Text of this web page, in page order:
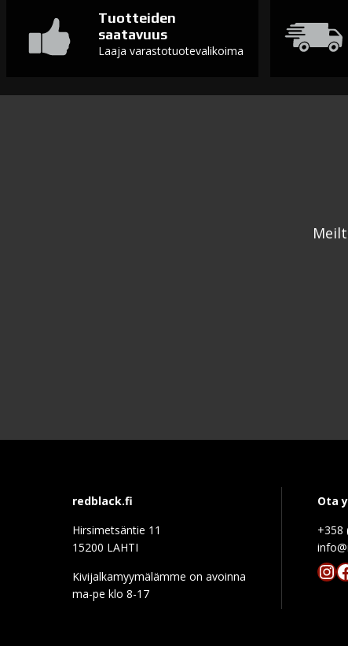
Tuotteiden
saatavuus
Laaja varastotuotevalikoima
redblack.fi
Hirsimetsäntie 11
15200 LAHTI
Kivijalkamyymälämme on avoinna
ma-pe klo 8-17
Ota
+358